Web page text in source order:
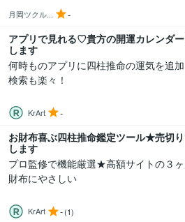
月岡ツクル... -
アプリで見れる♡貴方の開運カレンダー
します
何時ものアプリに四柱推命の運気を追
検索も楽々！
KrArt -
お財布喜ぶ四柱推命鑑定ツール★売切
します
プロ監修で機能厳選★高額サイトの３
財布にやさしい
KrArt -(1)